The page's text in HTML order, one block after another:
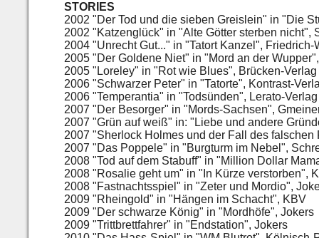
STORIES
2002 "Der Tod und die sieben Greislein" in "Die
2002 "Katzenglück" in "Alte Götter sterben nicht",
2004 "Unrecht Gut..." in "Tatort Kanzel", Friedrich-
2005 "Der Goldene Niet" in "Mord an der
2005 "Loreley" in "Rot wie Blues", Brücken-Verlag
2006 "Schwarzer Peter" in "Tatorte", Kontrast-
2006 "Temperantia" in "Todsünden", Lerato-Verlag
2007 "Der Besorger" in "Mords-Sachsen",
2007 "Grün auf weiß" in: "Liebe und andere
2007 "Sherlock Holmes und der Fall des
2007 "Das Poppele" in "Burgturm im Nebel",
2008 "Tod auf dem Stabuff" in "Million Dollar
2008 "Rosalie geht um" in "In Kürze verstorben",
2008 "Fastnachtsspiel" in "Zeter und Mordio",
2009 "Rheingold" in "Hängen im Schacht", KBV
2009 "Der schwarze König" in "Mordhöfe", Jokers
2009 "Trittbrettfahrer" in "Endstation", Jokers